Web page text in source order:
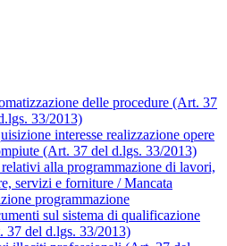
delle procedure (Art. 37
33/2013)
interesse realizzazione opere
(Art. 37 del d.lgs. 33/2013)
alla programmazione di lavori,
servizi e forniture / Mancata
programmazione
sul sistema di qualificazione
37 del d.lgs. 33/2013)